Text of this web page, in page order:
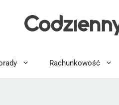
Rachunkowość